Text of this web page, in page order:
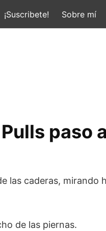
¡Suscribete! Sobre mí
paso
las caderas, mirando
de las piernas.